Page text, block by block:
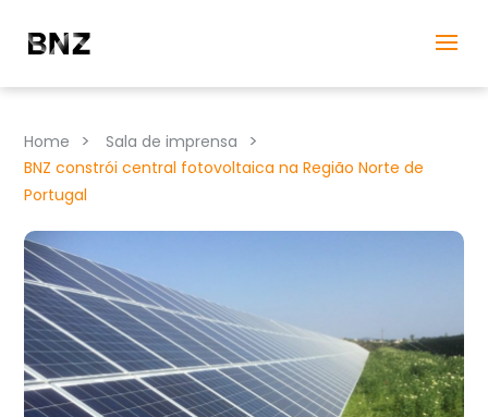
Home > Sala de imprensa >
BNZ constrói central fotovoltaica na Região Norte de
Portugal